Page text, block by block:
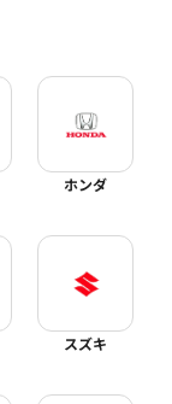
ホンダ
スズキ